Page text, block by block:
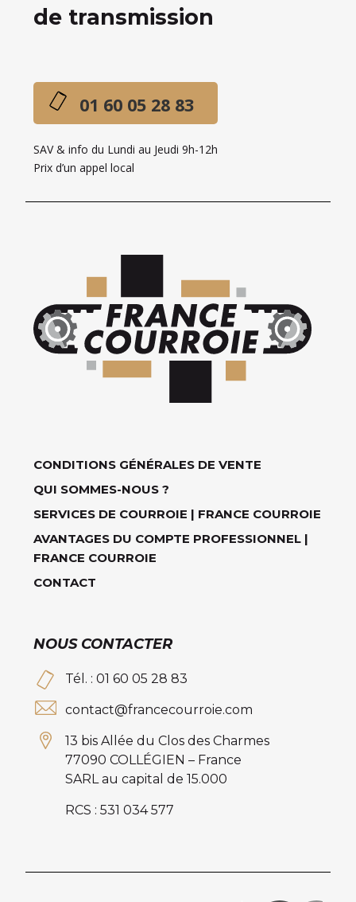
de transmission
01 60 05 28 83
SAV & info du Lundi au Jeudi 9h-12h
Prix d’un appel local
CONDITIONS GÉNÉRALES DE VENTE
QUI SOMMES-NOUS ?
SERVICES DE COURROIE | FRANCE COURROIE
AVANTAGES DU COMPTE PROFESSIONNEL |
FRANCE COURROIE
CONTACT
NOUS CONTACTER
Tél. : 01 60 05 28 83
contact@francecourroie.com
13 bis Allée du Clos des Charmes
77090 COLLÉGIEN – France
SARL au capital de 15.000
RCS : 531 034 577